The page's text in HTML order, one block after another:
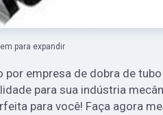
para expandir
por empresa de dobra de
para sua indústria
para você! Faça agora